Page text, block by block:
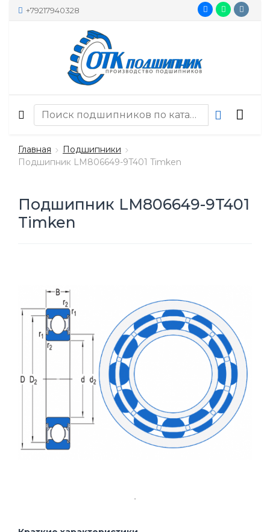
+79217940328
Главная
Подшипники
Подшипник LM806649-9T401 Timken
Подшипник LM806649-9T401
Timken